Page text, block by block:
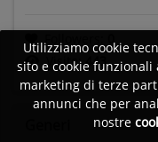
Visite:443
Utilizziamo cookie
sito e cookie
marketing di terze
annunci che per
nostre